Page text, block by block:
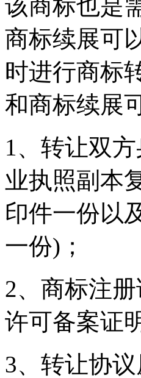
该商标也是
商标续展可
时进行商标
和商标续展
1、转让双
业执照副本
印件一份以
一份)；
2、商标注
许可备案证
3、转让协议